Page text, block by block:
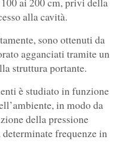
ai 200 cm, privi della
alla cavità.
sono ottenuti da
agganciati tramite un
struttura portante.
è studiato in funzione
in modo da
della pressione
determinate frequenze in